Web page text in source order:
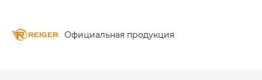
Официальная продукция